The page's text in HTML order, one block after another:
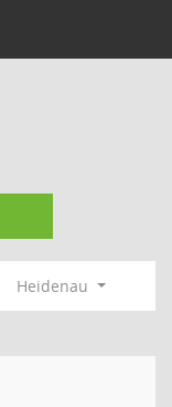
Heidenau